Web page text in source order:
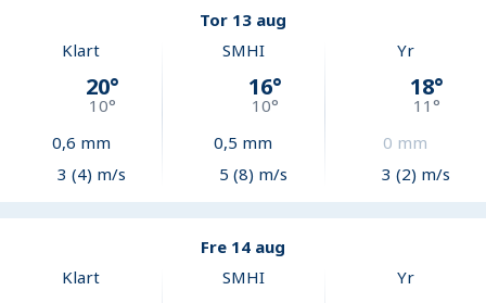
Tor 13 aug
Klart
20°
10°
0,6 mm
3 (4) m/s
SMHI
16°
10°
0,5 mm
5 (8) m/s
Yr
18°
11°
0 mm
3 (2) m/s
Fre 14 aug
Klart
SMHI Yr